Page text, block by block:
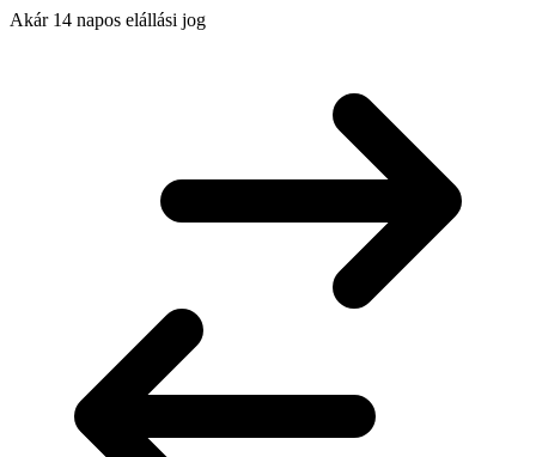
Akár 14 napos elállási jog